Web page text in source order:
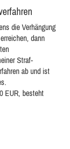
die Verhängung
dann
Straf-
ab und ist
EUR, besteht